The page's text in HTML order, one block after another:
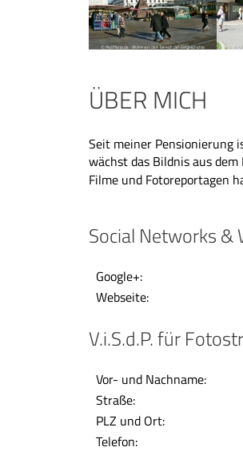
ÜBER MICH
Seit meiner Pensionierung
wächst das Bildnis aus
Filme und Fotoreportagen
Social Networks &
Google+:
Webseite:
V.i.S.d.P. für
Vor- und Nachname:
Straße:
PLZ und Ort:
Telefon: